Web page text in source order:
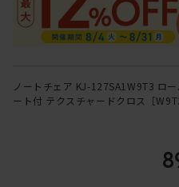
ノートチェア KJ-127SA1W9T3 ロ
ート付 テクスチャードクロス［